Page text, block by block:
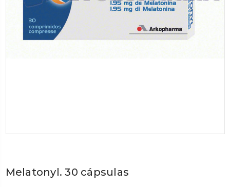
Melatonyl. 30 cápsulas